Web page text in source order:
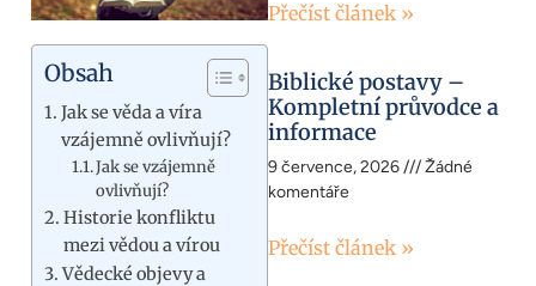
Obsah
Jak se věda a víra
vzájemně ovlivňují?
Jak se vzájemně
ovlivňují?
Historie konfliktu
mezi vědou a vírou
Vědecké objevy a
Přečíst článek »
Biblické postavy –
Kompletní průvodce a
informace
9 července, 2026
Žádné
komentáře
Přečíst článek »